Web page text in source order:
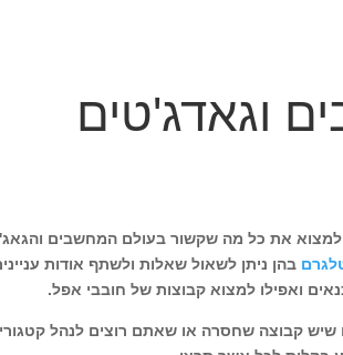
וגאדג'טים
למצוא את כל מה שקשור בעולם המחשבים
בהן ניתן לשאול שאלות ולשתף אודות
ואפילו למצוא קבוצות של חובבי אפל.
קבוצה שחסרה או שאתם רוצים לנהל